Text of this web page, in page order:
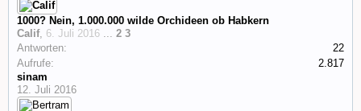
1000? Nein, 1.000.000 wilde Orchideen ob Habkern
Calif, 6. Juli 2016 ... 2 3
Antworten:
22
Aufrufe:
2.817
sinam
12. Juli 2016